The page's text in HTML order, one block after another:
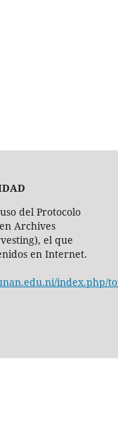
del Protocolo
Archives
el que
en Internet.
index.php/